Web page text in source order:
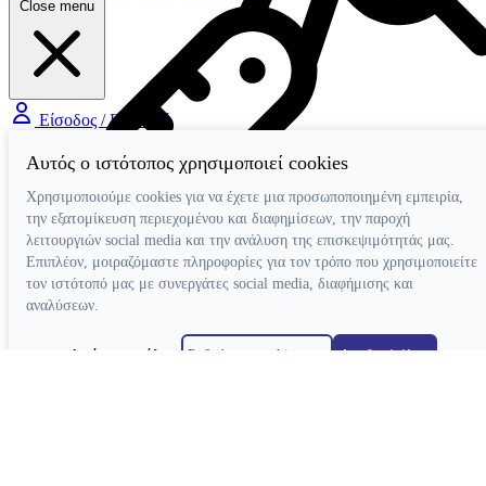
Χειρολαβές
Τουρμπίνες Airotor
Γωνιακές Πολλαπλασιαστικές
Close menu
Είσοδος / Εγγραφή
Αυτός ο ιστότοπος χρησιμοποιεί cookies
Χρησιμοποιούμε cookies για να έχετε μια προσωποποιημένη εμπειρία,
την εξατομίκευση περιεχομένου και διαφημίσεων, την παροχή
λειτουργιών social media και την ανάλυση της επισκεψιμότητάς μας.
Επιπλέον, μοιραζόμαστε πληροφορίες για τον τρόπο που χρησιμοποιείτε
τον ιστότοπό μας με συνεργάτες social media, διαφήμισης και
αναλύσεων.
Απόρριψη όλων Ρυθμίσεις cookies
Αποδοχή όλων